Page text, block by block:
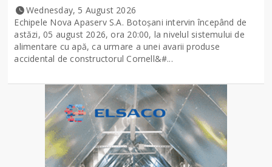
Wednesday, 5 August 2026
Echipele Nova Apaserv S.A. Botoșani intervin începând de
astăzi, 05 august 2026, ora 20:00, la nivelul sistemului de
alimentare cu apă, ca urmare a unei avarii produse
accidental de constructorul Cornell&#...